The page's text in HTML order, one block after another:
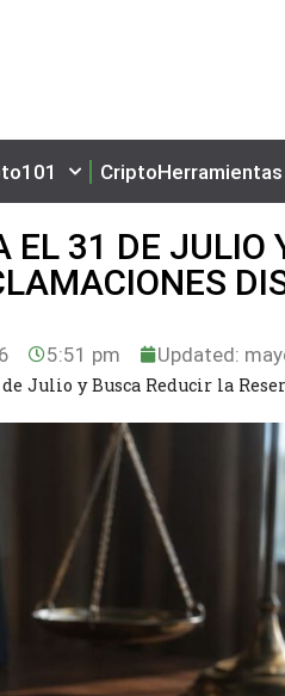
CriptoHerramientas
EL 31 DE JULIO
5:51 pm Updated:
Julio y Busca Reducir la